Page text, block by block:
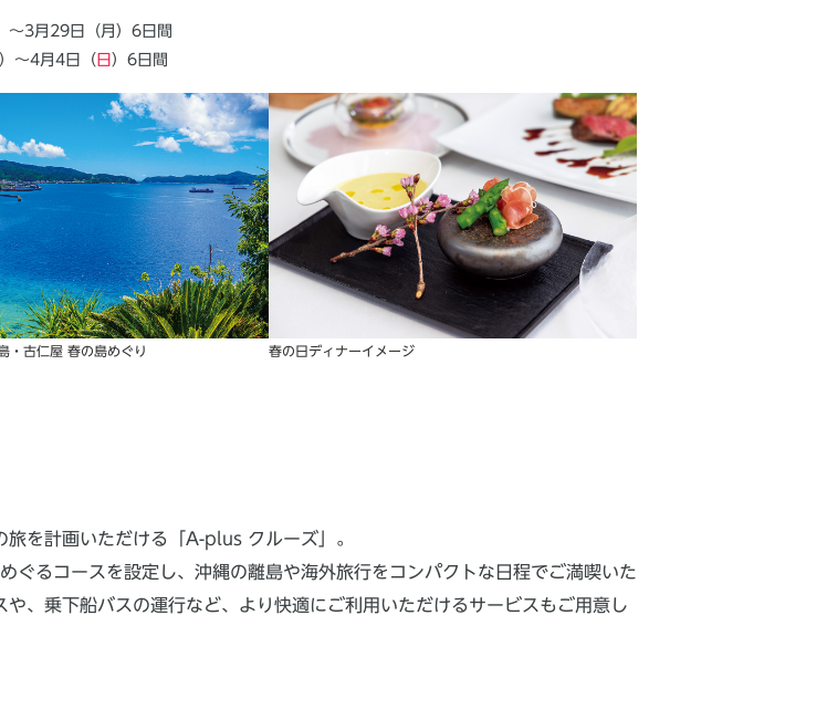
～3月29日（月）6日間
～4月4日（ 日 ）6日間
・古仁屋 春の島めぐり 春の日ディナーイメージ
を計画いただける「A-plus クルーズ」。
るコースを設定し、沖縄の離島や海外旅行をコンパクトな日程でご満喫いた
、乗下船バスの運行など、より快適にご利用いただけるサービスもご用意し